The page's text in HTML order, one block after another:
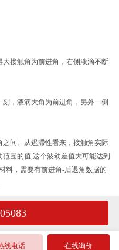
接触角为前进角，右侧液滴不断
，液滴大角为前进角，另外一侧
间。从迟滞性看来，接触角实际
范围的值,这个波动差值大可能达到
料，需要有前进角-后退角数据的
线电话 在线询价